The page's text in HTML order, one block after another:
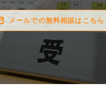
メールでの無料相談はこちら